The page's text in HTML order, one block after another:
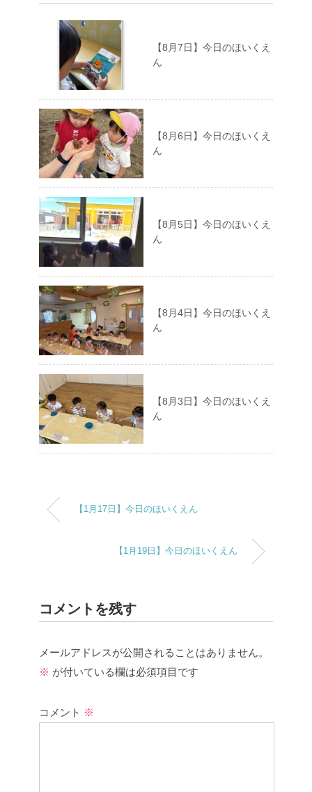
【8月7日】今日のほいくえ
ん
【8月6日】今日のほいくえ
ん
【8月5日】今日のほいくえ
ん
【8月4日】今日のほいくえ
ん
【8月3日】今日のほいくえ
ん
【1月17日】今日のほいくえん
【1月19日】今日のほいくえん
コメントを残す
メールアドレスが公開されることはありません。
※ が付いている欄は必須項目です
コメント ※